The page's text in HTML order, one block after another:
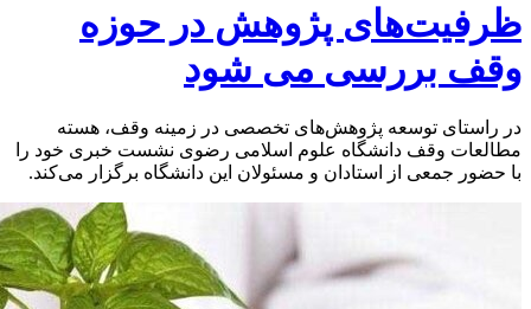
ظرفیت‌های پژوهش در حوزه
وقف بررسی می شود
در راستای توسعه پژوهش‌های تخصصی در زمینه وقف، هسته
مطالعات وقف دانشگاه علوم اسلامی رضوی نشست خبری خود را
با حضور جمعی از استادان و مسئولان این دانشگاه برگزار می‌کند.